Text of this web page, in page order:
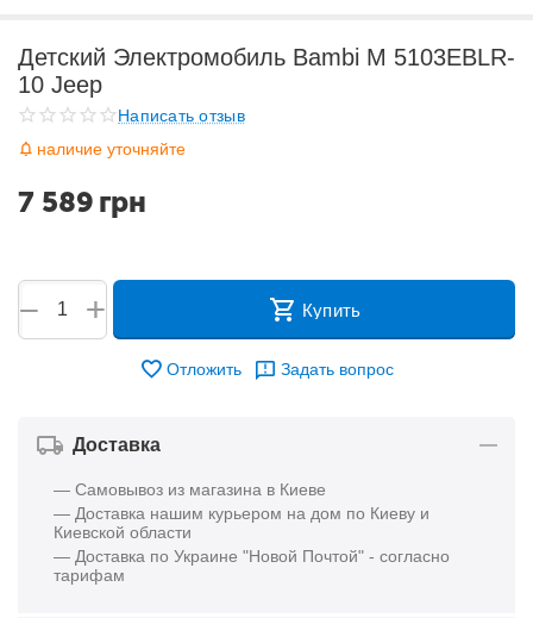
Детский Электромобиль Bambi M 5103EBLR-
10 Jeep
Написать отзыв
наличие уточняйте
7 589 грн
+
− Купить
Отложить Задать вопрос
Доставка
— Самовывоз из магазина в Киеве
— Доставка нашим курьером на дом по Киеву и
Киевской области
— Доставка по Украине "Новой Почтой" - согласно
тарифам